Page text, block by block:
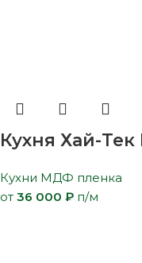
Кухня Хай-
Кухни МДФ пленка
от 36 000 ₽ п/м